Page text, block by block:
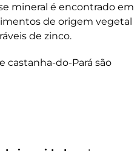
mineral é encontrado em
de origem vegetal
de zinco.
castanha-do-Pará são